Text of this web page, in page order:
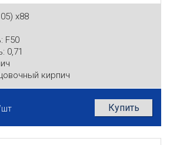
x88
F50
0,71
кирпич
шт Купить